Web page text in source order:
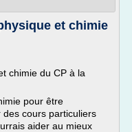
et chimie
chimie du CP à la
pour être
cours particuliers
aider au mieux